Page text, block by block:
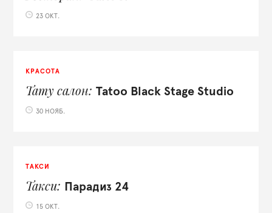
23 ОКТ.
КРАСОТА
Тату салон Tatoo Black Stage Studio
30 НОЯБ.
ТАКСИ
Такси Парадиз 24
15 ОКТ.